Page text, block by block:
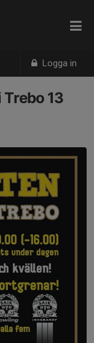
Logga in
Trebo 13